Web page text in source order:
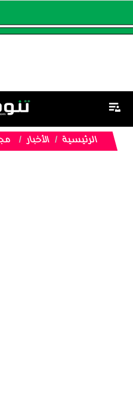
الرئيسية الأخبار